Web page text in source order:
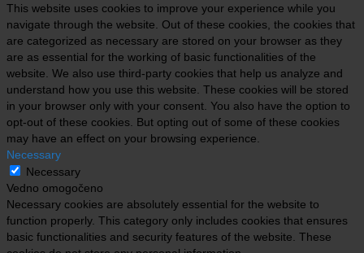
This website uses cookies to improve your experience while you
navigate through the website. Out of these cookies, the cookies that
are categorized as necessary are stored on your browser as they
are as essential for the working of basic functionalities of the
website. We also use third-party cookies that help us analyze and
understand how you use this website. These cookies will be stored
in your browser only with your consent. You also have the option to
opt-out of these cookies. But opting out of some of these cookies
may have an effect on your browsing experience.
Necessary
Necessary
Vedno omogočeno
Necessary cookies are absolutely essential for the website to
function properly. This category only includes cookies that ensures
basic functionalities and security features of the website. These